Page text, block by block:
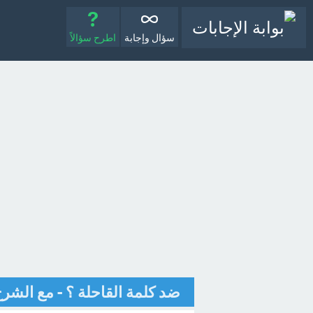
سؤال وإجابة اطرح سؤالاً
ضد كلمة القاحلة ؟ - مع